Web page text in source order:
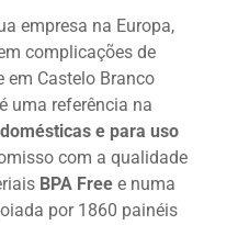
empresa na Europa,
complicações de
em Castelo Branco
uma referência na
e para uso
com a qualidade
BPA Freee numa
por 1860 painéis